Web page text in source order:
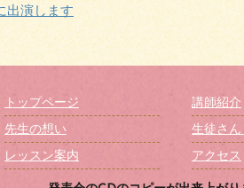
出演します
トップページ
先生の想い
レッスン案内
講師紹介
生徒さん
アクセス